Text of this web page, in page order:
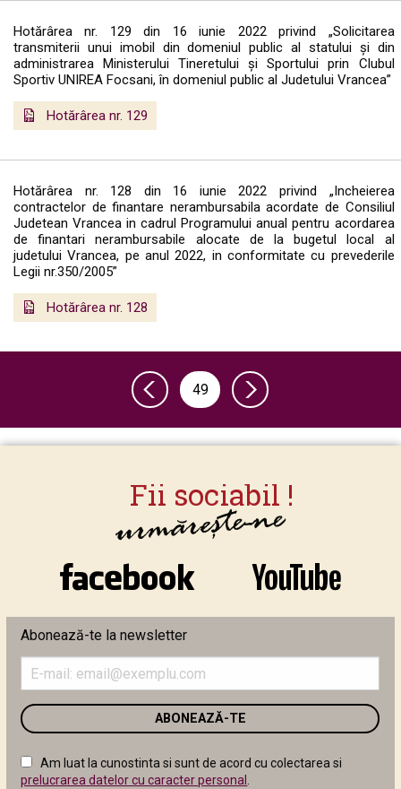
Hotărârea nr. 129 din 16 iunie 2022 privind „Solicitarea
transmiterii unui imobil din domeniul public al statului şi din
administrarea Ministerului Tineretului şi Sportului prin Clubul
Sportiv UNIREA Focsani, în domeniul public al Judetului Vrancea”
Hotărârea nr. 129
Hotărârea nr. 128 din 16 iunie 2022 privind „Incheierea
contractelor de finantare nerambursabila acordate de Consiliul
Judetean Vrancea in cadrul Programului anual pentru acordarea
de finantari nerambursabile alocate de la bugetul local al
judetului Vrancea, pe anul 2022, in conformitate cu prevederile
Legii nr.350/2005”
Hotărârea nr. 128
49
Abonează-te la newsletter
adresa
email
în
următor
Am luat la cunostinta si sunt de acord cu colectarea si
prelucrarea datelor cu caracter personal .